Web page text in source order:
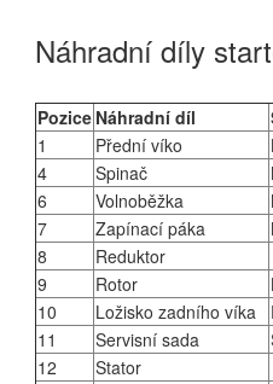
Náhradní díly
Pozice Náhradní díl
1
Přední víko
4
Spinač
6
Volnoběžka
7
Zapínací páka
8
Reduktor
9
Rotor
10
Ložisko zadního víka
11
Servisní sada
12
Stator